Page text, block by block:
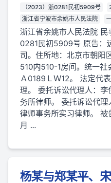
（2023）浙0281民初5909号
浙江省宁波市余姚市人民法院
浙江省余姚市人民法院
0281民初5909号 原告：
司。住所地：北京市朝阳
510内510-1房间。统一社
Ａ0189ＬＷ12。 法定代
理。 委托诉讼代理人：
务所律师。 委托诉讼代
律师事务所实习律师。
月 ...
杨某与郑某平、